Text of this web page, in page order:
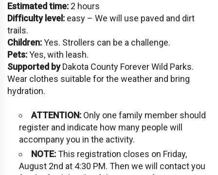
Estimated time: 2 hours
Difficulty level: easy – We will use paved and dirt
trails.
Children:Yes. Strollers can be a challenge.
Pets:Yes, with leash.
Supported byDakota County Forever Wild Parks.
Wear clothes suitable for the weather and bring
hydration.
ATTENTION: Only one family member should
register and indicate how many people will
accompany you in the activity.
NOTE:This registration closes on Friday,
August 2nd at 4:30 PM. Then we will contact you